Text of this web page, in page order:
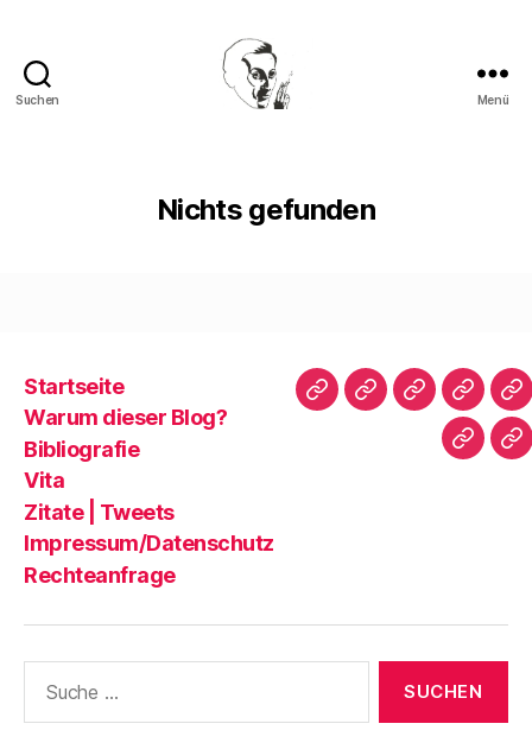
Suchen Menü
Nichts gefunden
Startseite
Warum dieser Blog?
Bibliografie
Vita
Zitate | Tweets
Impressum/Datenschutz
Rechteanfrage
Startseite
WarumBibliografie
Vita
|
nach: